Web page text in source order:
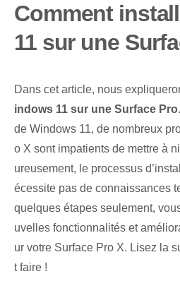
Comment
11 sur une
Dans cet article, nous
indows 11 sur une Surface Pro
de Windows 11, de nombreux
o X sont impatients de mettre à
ureusement, le processus
écessite pas de connaissances
quelques étapes seulement,
uvelles fonctionnalités et
ur votre Surface Pro X. Lisez la
t faire !